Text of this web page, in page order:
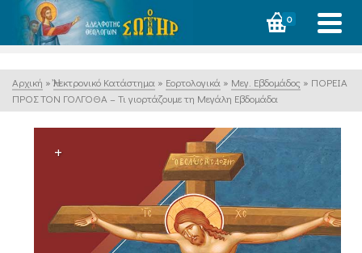
0
Αρχική » Ἠλεκτρονικό Κατάστημα » Εορτολογικά » Μεγ. Εβδομάδος » ΠΟΡΕΙΑ
ΠΡΟΣ ΤΟΝ ΓΟΛΓΟΘΑ – Τι γιορτάζουμε τη Μεγάλη Εβδομάδα